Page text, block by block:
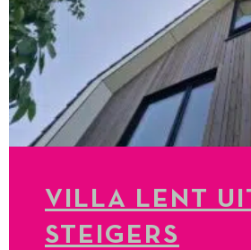
VILLA LENT
STEIGERS